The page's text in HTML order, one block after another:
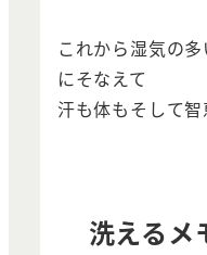
これから湿気の
にそなえて
汗も体もそして
洗えるメ